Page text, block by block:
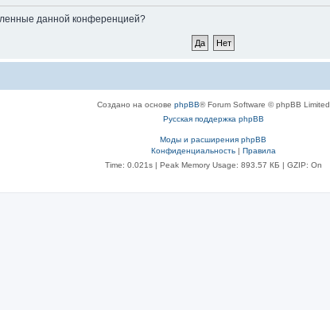
данной конференцией?
Создано на основе phpBB® Forum Software © phpBB Limited
Русская поддержка phpBB
Моды и расширения phpBB
Конфиденциальность| Правила
Time: 0.021s| Peak Memory Usage: 893.57 КБ | GZIP: On